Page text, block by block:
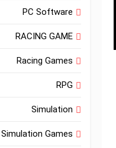
PC Software
RACING GAME
Racing Games
RPG
Simulation
Simulation Games